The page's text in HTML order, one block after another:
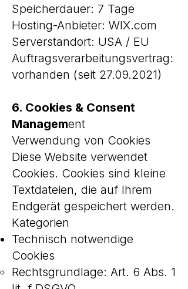
Speicherdauer: 7 Tage
Hosting-Anbieter: WIX.com
Serverstandort: USA / EU
Auftragsverarbeitungsvertrag:
vorhanden (seit 27.09.2021)
6. Cookies & Consent
Management
Verwendung von Cookies
Diese Website verwendet
Cookies. Cookies sind kleine
Textdateien, die auf Ihrem
Endgerät gespeichert werden.
Kategorien
Technisch notwendige
Cookies
Rechtsgrundlage: Art. 6 Abs. 1